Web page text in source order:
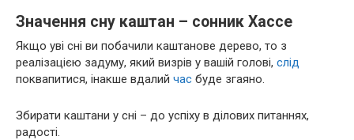
Значення сну каштан – сонник Хассе
Якщо уві сні ви побачили каштанове дерево, то з
реалізацією задуму, який визрів у вашій голові, слід
поквапитися, інакше вдалий час буде згаяно.
Збирати каштани у сні – до успіху в ділових питаннях,
радості.